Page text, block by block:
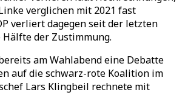
verglichen mit 2021 fast
verliert dagegen seit der letzten
der Zustimmung.
am Wahlabend eine Debatte
auf die schwarz-rote Koalition im
Lars Klingbeil rechnete mit